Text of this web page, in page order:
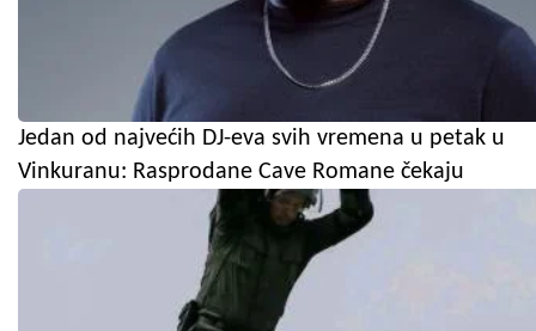
Jedan od najvećih DJ-eva svih vremena u petak u
Vinkuranu: Rasprodane Cave Romane čekaju